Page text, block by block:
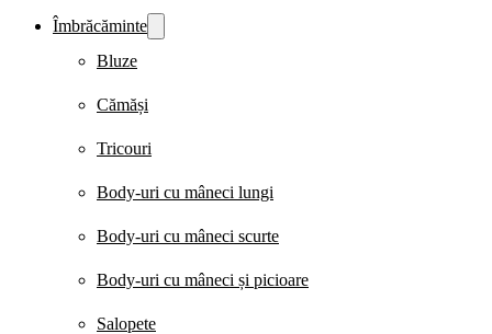
Îmbrăcăminte
Bluze
Cămăși
Tricouri
Body-uri cu mâneci lungi
Body-uri cu mâneci scurte
Body-uri cu mâneci și picioare
Salopete